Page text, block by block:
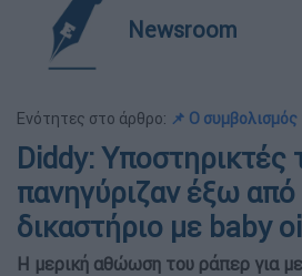
Newsroom
Ενότητες στο άρθρο: 📌 Ο
Diddy: Υποστηρικτές
πανηγύριζαν έξω από
δικαστήριο με baby oil
Η μερική αθώωση του ράπερ για